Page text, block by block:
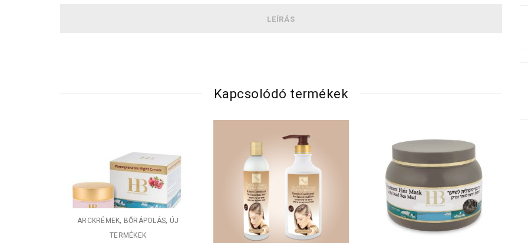
LEÍRÁS
Kapcsolódó termékek
ARCKRÉMEK, BŐRÁPOLÁS, ÚJ
TERMÉKEK